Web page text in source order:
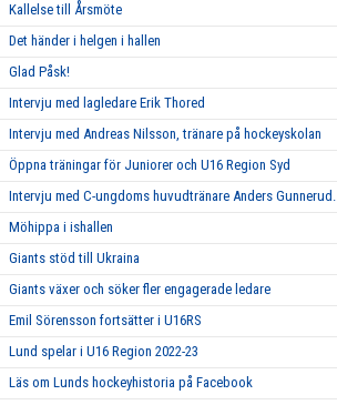
Kallelse till Årsmöte
Det händer i helgen i hallen
Glad Påsk!
Intervju med lagledare Erik Thored
Intervju med Andreas Nilsson, tränare på hockeyskolan
Öppna träningar för Juniorer och U16 Region Syd
Intervju med C-ungdoms huvudtränare Anders Gunnerud.
Möhippa i ishallen
Giants stöd till Ukraina
Giants växer och söker fler engagerade ledare
Emil Sörensson fortsätter i U16RS
Lund spelar i U16 Region 2022-23
Läs om Lunds hockeyhistoria på Facebook